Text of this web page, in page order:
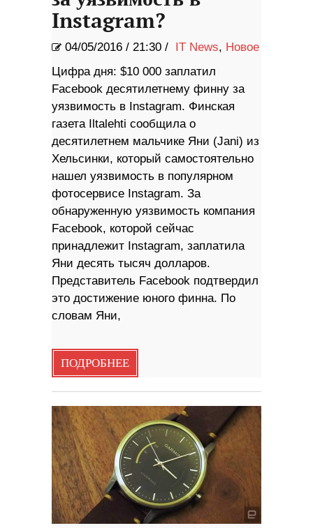
Instagram?
04/05/2016 / 21:30 / IT News, Новое
Цифра дня: $10 000 заплатил
Facebook десятилетнему финну за
уязвимость в Instagram. Финская
газета Iltalehti сообщила о
десятилетнем мальчике Яни (Jani) из
Хельсинки, который самостоятельно
нашел уязвимость в популярном
фотосервисе Instagram. За
обнаруженную уязвимость компания
Facebook, которой сейчас
принадлежит Instagram, заплатила
Яни десять тысяч долларов.
Представитель Facebook подтвердил
это достижение юного финна. По
словам Яни,
ПОДРОБНЕЕ